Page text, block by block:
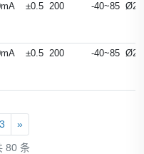
±0.5 200 -40~85 Ø23
±0.5 200 -40~85 Ø23
3 »
80 条